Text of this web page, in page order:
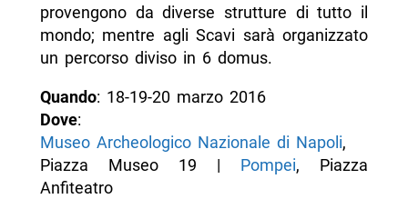
provengono da diverse strutture di tutto il
mondo; mentre agli Scavi sarà organizzato
un percorso diviso in 6 domus.
Quando: 18-19-20 marzo 2016
Dove:
Museo Archeologico Nazionale di Napoli,
Piazza Museo 19 | Pompei, Piazza
Anfiteatro